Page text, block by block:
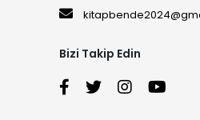
Bizi Takip Edin